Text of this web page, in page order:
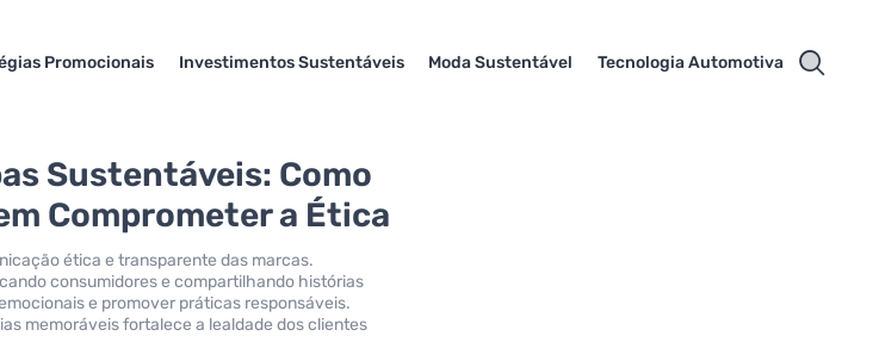
Promocionais Investimentos Sustentáveis Moda Sustentável Tecnologia Automotiva
Sustentáveis: Como
Comprometer a Ética
ética e transparente das marcas.
consumidores e compartilhando histórias
e promover práticas responsáveis.
memoráveis fortalece a lealdade dos clientes